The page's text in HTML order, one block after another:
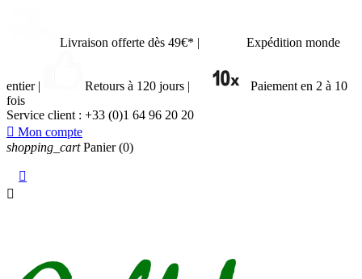
Livraison offerte dès 49€* | Expédition monde
entier | Retours à 120 jours |
Paiement en 2 à 10
fois
Service client : +33 (0)1 64 96 20 20
 Mon compte
shopping_cart Panier (0)

